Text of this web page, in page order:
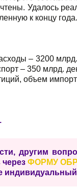
Удалось
к концу года.
– 3200
– 350 млрд.
объем
другим
ФОРМУ